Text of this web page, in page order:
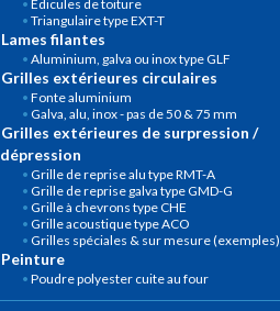
Édicules de toiture
Triangulaire type EXT-T
Lames filantes
Aluminium, galva ou inox type GLF
Grilles extérieures circulaires
Fonte aluminium
Galva, alu, inox - pas de 50 & 75 mm
Grilles extérieures de surpression /
dépression
Grille de reprise alu type RMT-A
Grille de reprise galva type GMD-G
Grille à chevrons type CHE
Grille acoustique type ACO
Grilles spéciales & sur mesure (exemples)
Peinture
Poudre polyester cuite au four